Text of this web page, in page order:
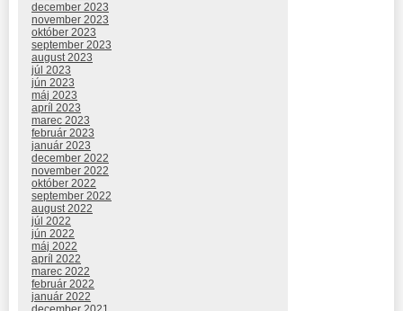
december 2023
november 2023
október 2023
september 2023
august 2023
júl 2023
jún 2023
máj 2023
apríl 2023
marec 2023
február 2023
január 2023
december 2022
november 2022
október 2022
september 2022
august 2022
júl 2022
jún 2022
máj 2022
apríl 2022
marec 2022
február 2022
január 2022